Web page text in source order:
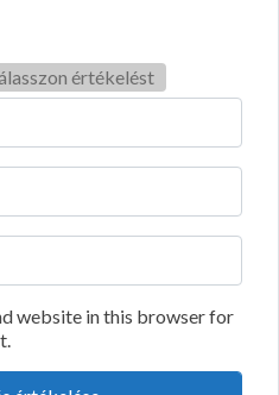
értékelést
website in this browser for